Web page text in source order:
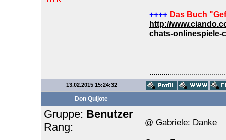
++++ Das Buch
http://
chats-onlinespiele-
13.02.2015 15:24:32
Don Quijote
Gruppe: Benutzer
Rang:
@ Gabriele: Danke